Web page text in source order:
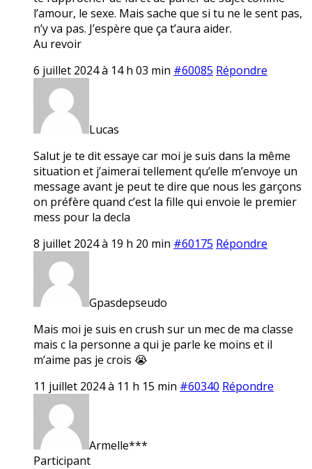
l’amour, le sexe. Mais sache que si tu ne le sent pas,
n’y va pas. J’espère que ça t’aura aider.
Au revoir
6 juillet 2024 à 14 h 03 min #60085 Répondre
Lucas
Salut je te dit essaye car moi je suis dans la même
situation et j’aimerai tellement qu’elle m’envoye un
message avant je peut te dire que nous les garçons
on préfère quand c’est la fille qui envoie le premier
mess pour la decla
8 juillet 2024 à 19 h 20 min #60175 Répondre
Gpasdepseudo
Mais moi je suis en crush sur un mec de ma classe
mais c la personne a qui je parle ke moins et il
m’aime pas je crois 😭
11 juillet 2024 à 11 h 15 min #60340 Répondre
Armelle***
Participant